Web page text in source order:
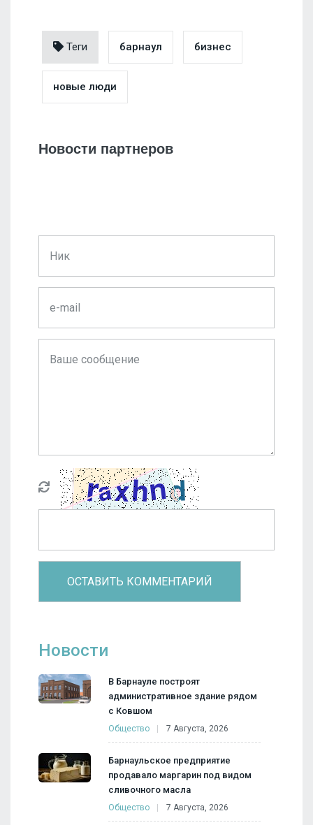
Теги барнаул бизнес
новые люди
Новости партнеров
Новости
В Барнауле построят
административное здание рядом
с Ковшом
Общество 7 Августа, 2026
Барнаульское предприятие
продавало маргарин под видом
сливочного масла
Общество 7 Августа, 2026